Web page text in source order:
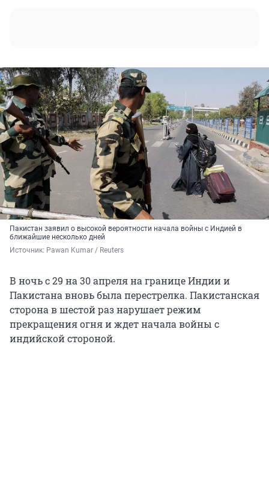
Пакистан заявил о высокой вероятности начала войны с Индией в
ближайшие несколько дней
Источник: Pawan Kumar / Reuters
В ночь с 29 на 30 апреля на границе Индии и
Пакистана вновь была перестрелка. Пакистанская
сторона в шестой раз нарушает режим
прекращения огня и ждет начала войны с
индийской стороной.